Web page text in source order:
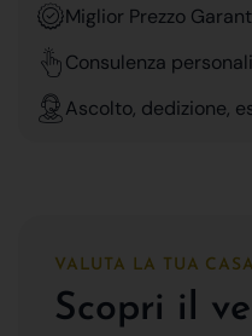
Miglior Prezzo
Consulenza
Ascolto, dedizione,
VALUTA LA TUA CASA
Scopri il